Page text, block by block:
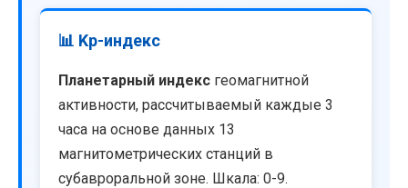
📊 Kp-индекс
Планетарный индекс геомагнитной
активности, рассчитываемый каждые 3
часа на основе данных 13
магнитометрических станций в
субавроральной зоне. Шкала: 0-9.